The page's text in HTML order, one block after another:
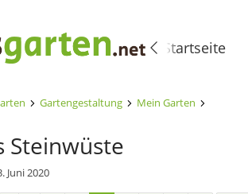
Startseite
Gartengestaltung Mein Garten
Steinwüste
Juni 2020